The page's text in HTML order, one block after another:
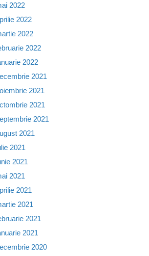
2022
2022
2022
2022
2022
2021
2021
2021
2021
2021
2021
2021
2021
2021
2021
2021
2021
2020